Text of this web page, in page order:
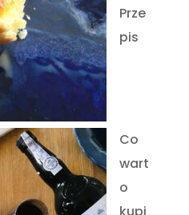
Prze
pis
Co
wart
o